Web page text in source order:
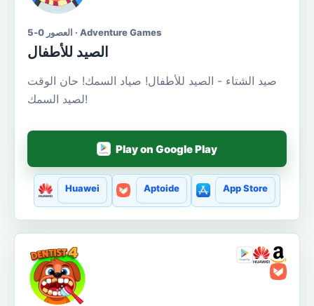
العصور 0-5 · Adventure Games
الصيد للأطفال
صيد الشتاء - الصيد للأطفال! صياد السمك! حان الوقت
لصيد السمك!
Play on Google Play
Huawei Aptoide App Store